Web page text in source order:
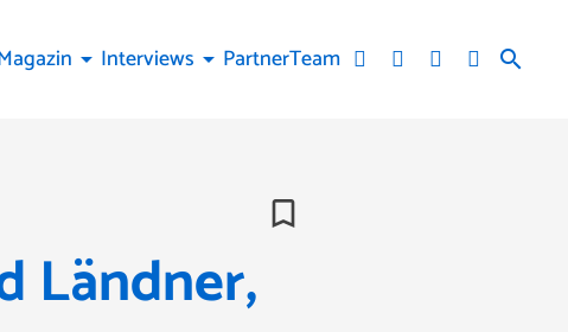
search
arrow_drop_down Interviews arrow_drop_down PartnerTeam
bookmark_border
Ländner,